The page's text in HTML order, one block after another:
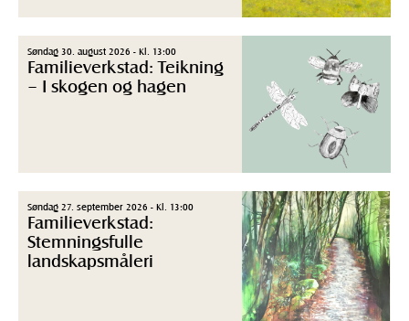
Søndag 30. august 2026 - Kl. 13:00
Familieverkstad: Teikning
– I skogen og hagen
Søndag 27. september 2026 - Kl. 13:00
Familieverkstad:
Stemningsfulle
landskapsmåleri